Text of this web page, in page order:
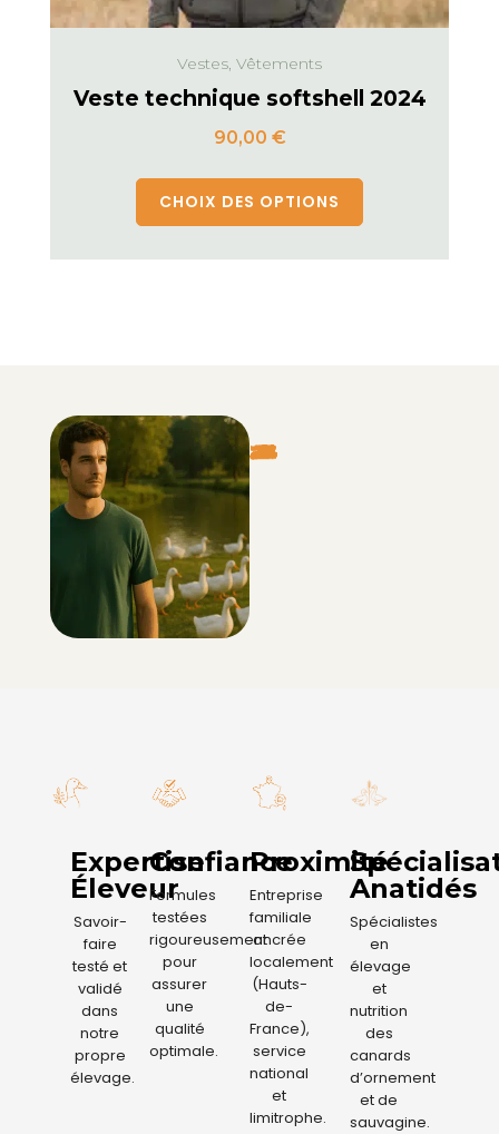
Vestes, Vêtements
Veste technique softshell 2024
90,00 €
CHOIX DES OPTIONS
Expertise
Éleveur
Savoir-
faire
testé et
validé
dans
notre
propre
élevage.
Confiance
Formules
testées
rigoureusement
pour
assurer
une
qualité
optimale.
Proximité
Entreprise
familiale
ancrée
localement
(Hauts-
de-
France),
service
national
et
limitrophe.
Anatidés
Spécialistes
en
élevage
et
nutrition
des
canards
d’ornement
et de
sauvagine.